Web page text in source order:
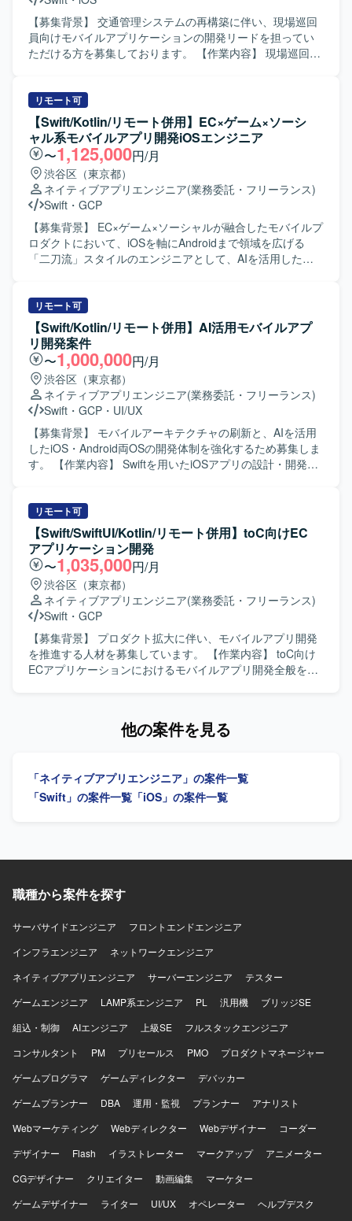
ューマ向け婚活アプリの開発に携わることで、多くのユー
ザーに影響力のあるサービス開発経験を積むことができま
す。既存プロダクトのエンハンス開発を通じて、アーキテ
クチャ設計や自動テストの実装など、モダンなAndroid開発
用いたチーム開発を行います。アーキテクチャはClean
Architectureを意識した構成となっている想定です。
【募集背景】 交通管理システムの再構築に伴い、現場巡回
員向けモバイルアプリケーションの開発リードを担ってい
ただける方を募集しております。 【作業内容】 現場巡回員
開発方針の整理、仕様調整や技術課題の整理、レビュー対
応などを実施していただきます。また、開発メンバーへの
技術的なリードを行い、後続の詳細設計、製造、テスト工
程まで一貫して対応していただきます。アプリでは点検情
報登録、交通状況入力、写真登録、現場報告などの機能を
想定しております。 【求める人物像】 モバイルアプリ開発
において主体的に設計方針や開発方針を整理し、関係者と
円滑にコミュニケーションを取りながら仕様調整や技術課
題整理を推進できる方を求めております。開発メンバーを
技術面からリードしつつ、品質や生産性の向上に意欲的に
取り組んでいただける方が望ましいです。 【ポジションの
後続工程まで広く関わっていただけます。業務系モバイル
アプリや位置情報・写真登録などの機能を通じて、現場業
務の効率化や安全性向上に貢献できる点が魅力です。今
後、AI開発支援ツールを活用した開発手法の検討にも関与
いただける可能性があります。 【開発環境】
iOS（iPhone）向けアプリケーション開発環境を想定してお
り、Swiftを用いた開発を行います。バックエンドではJava
／Spring Boot、フロントエンドではReact等の技術スタッ
クと連携する想定です。また、AI開発支援ツールの活用を
検討している環境です。
リモート可
【Swift/Kotlin/リモート併用】EC×ゲーム×ソーシ
ャル系モバイルアプリ開発iOSエンジニア
〜1,125,000円/月
渋谷区（東京都）
ネイティブアプリエンジニア(業務委託・フリーランス)
Swift ・ GCP
【募集背景】 EC×ゲーム×ソーシャルが融合したモバイルプ
ロダクトにおいて、iOSを軸にAndroidまで領域を広げる
「二刀流」スタイルのエンジニアとして、AIを活用した開
QA）に加わり、仕様検討からリリース・効果分析まで一貫
してご担当いただきます。Swiftを用いたiOSアプリの設計・
開発・保守・運用を中心に、SwiftUIによるUI実装やアーキ
テクチャ設計を含めた実装・運用全般を担っていただきま
す。あわせて、Kotlinを用いたAndroidアプリ開発にも関与
し、Jetpack ComposeによるUI実装など、iOS側の知見を活
かした両OSでの開発を行っていただきます。Claudeなどの
AIツールを活用しながら実装計画の策定、コード生成、レ
ビューの効率化を進め、モバイルアーキテクチャの設計や
ドメイン分離による開発並列性向上に向けた刷新を推進し
ていただきます。また、PdM・デザイナーと連携しつつ、
す。 【求める人物像】 プロダクトのミッションやバリュー
に共感し、EC体験の可能性に興味をお持ちの方を求めてい
ます。変化の大きい環境の中でも挑戦を楽しみ、ソフトウ
ェアを軸に大きなチャレンジをしたいと考えている方にマ
ッチします。事業や顧客に近い距離で数値やユーザーの声
を捉えながら、主体的に開発をリードしていける方を歓迎
します。 【ポジションの魅力】 少数精鋭のチームにおい
て、自ら設計したモバイルアーキテクチャの上でプロダク
トが動く手触りを持ちながら開発できる環境です。AI活用
を前提としたiOS・Android両OSの「二刀流」開発プロセス
を自ら設計し、AI時代のモバイル開発の在り方を実践しな
の技術力を大きく高めていただけます。 【開発環境】
Android Architecture ComponentsやMVVMなどのアーキテ
クチャを活用し、XcodeおよびAndroid Studio上で開発を進
よる構成管理、CrashlyticsやCloud Monitoringなどのモニタ
AutifyによるQA自動化、ClaudeやGitHub CopilotなどのAIツ
ール群、GitHub・Slack・Notion・Figmaを組み合わせたモ
ダンな開発環境で、アジャイル開発を実践しています。
リモート可
【Swift/Kotlin/リモート併用】AI活用モバイルアプ
リ開発案件
〜1,000,000円/月
渋谷区（東京都）
ネイティブアプリエンジニア(業務委託・フリーランス)
Swift ・ GCP ・ UI/UX
【募集背景】 モバイルアーキテクチャの刷新と、AIを活用
したiOS・Android両OSの開発体制を強化するため募集しま
す。 【作業内容】 Swiftを用いたiOSアプリの設計・開発・
ード生成・レビューの効率化を行います。要件定義からリ
リース、効果分析まで一貫して担当し、モバイルアーキテ
クチャの設計・刷新も推進します。 【求める人物像】 プロ
ダクトの価値向上に向けて、オーナーシップを持ち挑戦を
続けられる方を求めています。変化の速い環境で、チーム
と連携しながら成果創出に取り組める方に適したポジショ
ンです。 【ポジションの魅力】 モバイルアーキテクチャの
設計や技術選定に深く関与できます。AIを活用したiOS・
Android両OSの開発プロセスを構築し、複雑なEC・ゲー
ム・ソーシャル領域における高難度な技術課題に取り組め
ます。 【開発環境】 Swift、Kotlin、Go、SwiftUI、Jetpack
リモート可
【Swift/SwiftUI/Kotlin/リモート併用】toC向けEC
アプリケーション開発
〜1,035,000円/月
渋谷区（東京都）
ネイティブアプリエンジニア(業務委託・フリーランス)
Swift ・ GCP
【募集背景】 プロダクト拡大に伴い、モバイルアプリ開発
を推進する人材を募集しています。 【作業内容】 toC向け
ECアプリケーションにおけるモバイルアプリ開発全般をご
コード生成、レビュー効率化にも取り組んでいただきま
高いアプリケーション開発に主体的に取り組み、関係者と
連携しながら開発を推進できる方を求めています。 【ポジ
Go、GCP、GitHub Actions、Cloud Build、Terraform、
Gemini、GitHub Copilotを使用します。開発手法はアジャイ
ルです。
他の案件を見る
「ネイティブアプリエンジニア」の案件一覧
「Swift」の案件一覧 「iOS」の案件一覧
職種から案件を探す
サーバサイドエンジニア
フロントエンドエンジニア
インフラエンジニア
ネットワークエンジニア
ネイティブアプリエンジニア
サーバーエンジニア
テスター
ゲームエンジニア
LAMP系エンジニア PL 汎用機
ブリッジSE
組込・制御
AIエンジニア 上級SE
フルスタックエンジニア
コンサルタント
PM プリセールス PMO
プロダクトマネージャー
ゲームプログラマ
ゲームディレクター
デバッカー
ゲームプランナー
DBA 運用・監視 プランナー
アナリスト
Webマーケティング
Webディレクター Webデザイナー
コーダー
デザイナー
Flash イラストレーター マークアップ
アニメーター
CGデザイナー
クリエイター 動画編集
マーケター
ゲームデザイナー
ライター UI/UX オペレーター
ヘルプデスク